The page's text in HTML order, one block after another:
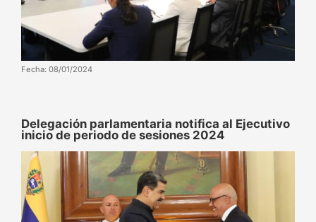
Fecha: 08/01/2024
Delegación parlamentaria notifica al Ejecutivo
inicio de periodo de sesiones 2024